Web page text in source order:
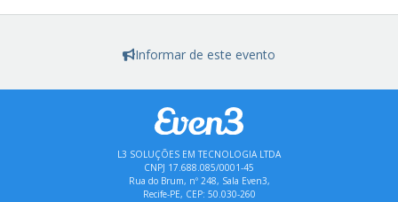
Informar de este evento
L3 SOLUÇÕES EM TECNOLOGIA LTDA
CNPJ 17.688.085/0001-45
Rua do Brum, nº 248, Sala Even3,
Recife-PE, CEP: 50.030-260